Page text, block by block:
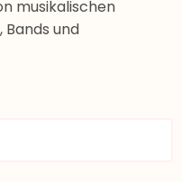
musikalischen
und